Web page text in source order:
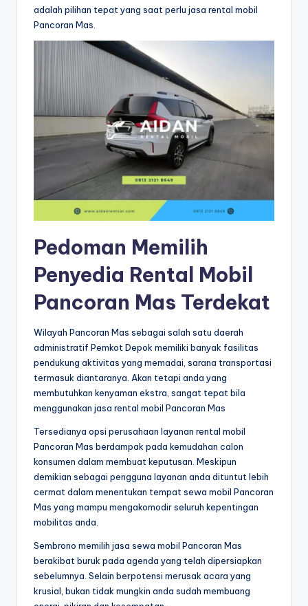
adalah pilihan tepat yang saat perlu jasa rental mobil
Pancoran Mas.
Pedoman Memilih
Penyedia Rental Mobil
Pancoran Mas Terdekat
Wilayah Pancoran Mas sebagai salah satu daerah
administratif Pemkot Depok memiliki banyak fasilitas
pendukung aktivitas yang memadai, sarana transportasi
termasuk diantaranya. Akan tetapi anda yang
membutuhkan kenyaman ekstra, sangat tepat bila
menggunakan jasa rental mobil Pancoran Mas
Tersedianya opsi perusahaan layanan rental mobil
Pancoran Mas berdampak pada kemudahan calon
konsumen dalam membuat keputusan. Meskipun
demikian sebagai pengguna layanan anda dituntut lebih
cermat dalam menentukan tempat sewa mobil Pancoran
Mas yang mampu mengakomodir seluruh kepentingan
mobilitas anda.
Sembrono memilih jasa sewa mobil Pancoran Mas
berakibat buruk pada agenda yang telah dipersiapkan
sebelumnya. Selain berpotensi merusak acara yang
krusial, bukan tidak mungkin anda sudah membuang